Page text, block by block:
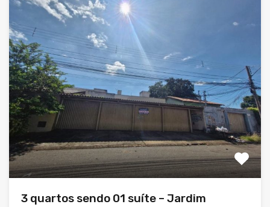
3 quartos sendo 01 suíte – Jardim